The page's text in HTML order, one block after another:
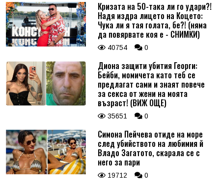
Кризата на 50-така ли го удари?!
Надя издра лицето на Коцето:
Чука ли я тая голата, бе?! (няма
да повярвате коя е - СНИМКИ)
40754 0
Диона защити убития Георги:
Бейби, момичета като теб се
предлагат сами и знаят повече
за секса от жени на моята
възраст! (ВИЖ ОЩЕ)
35651 0
Симона Пейчева отиде на море
след убийството на любимия й
Владо Загатото, скарала се с
него за пари
19712 0